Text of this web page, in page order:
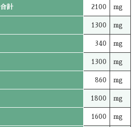
合計 2100 mg
1300 mg
340 mg
1300 mg
860 mg
1800 mg
1600 mg